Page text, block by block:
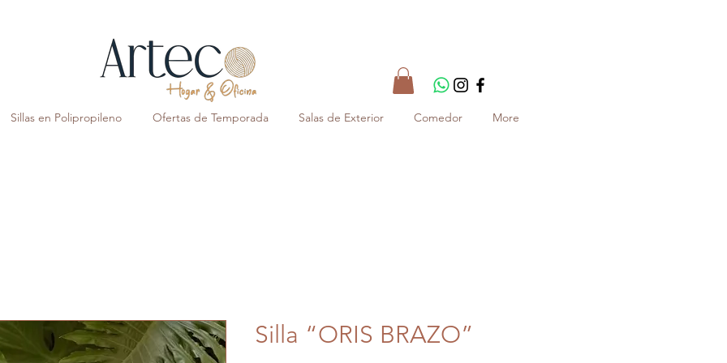
Sillas en Polipropileno Ofertas de Temporada Salas de Exterior Comedor More
Silla “ORIS BRAZO”